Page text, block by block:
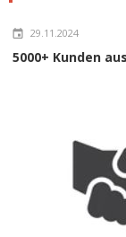
29.11.2024
5000+ Kunden